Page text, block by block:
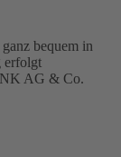
bequem in
erfolgt
AG & Co.